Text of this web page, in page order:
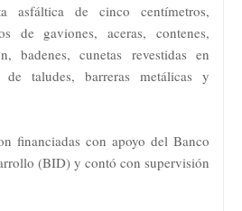
asfáltica de cinco centímetros,
de gaviones, aceras, contenes,
badenes, cunetas revestidas en
de taludes, barreras metálicas y
financiadas con apoyo del Banco
(BID) y contó con supervisión